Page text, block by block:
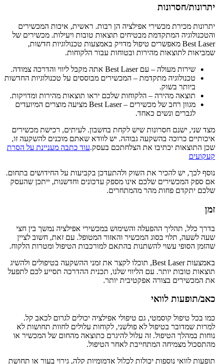
יתרונות/חסרונות
יתרונות מכירת מכשירי אפילציה הן רבות. ראשית, איכות המכשירים
והטכנולוגיה המתקדמת מבטיחים תוצאות טובות ויעילות. מכשירים של
Best Laser מאפשרים טיפול מדויק באמצעות טכנולוגיות חדשות,
שמביאות לתוצאות מהירות ובטוחות עבור הלקוחות.
שירות מעולה – עם Best Laser אתה מקבל ליווי והדרכה צמודה.
טכנולוגיה מתקדמת – המכשירים מבוססים על טכנולוגיות החדשות
ביותר בשוק.
תוצאה מהירה – הלקוחות שלכם יראו תוצאות מהירות ומדויקות.
מגוון רחב של מכשירים – Best Laser מציעה מוצרים המיועדים
לגברים ונשים כאחד.
מצד שני, ישנם חסרונות שיש לקחת בחשבון. לעיתים, רכישת מכשירים
איכותיים כרוכה בהשקעה גבוהה. יש לוודא שאתם מוכנים להשקעה זו,
שכן התוצאות יכתיבו את הצלחתכם בעסק.עוד כתבה מעניינת על הסרת
קעקועים
נוסף לכך, יש להכיר את השוק ולהתעדכן בקביעות על החידושים בתחום.
אם ספק המכשירים שלכם אינו מספק עדכונים וחדשנות, ייתכן שהעסק
שלכם יתקדם פחות מהר מהמתחרים.
זמן
בדרך כלל, תהליך ההפעלה והשימוש במכשירי אפילציה נמשך בין חצי
שעה לשעה, תלוי בסוג המכשיר והאזור המטופל. עם זאת, חשוב לציין
שהזמן הסופי עשוי להשתנות בהתאם למורכבות הטיפול ומטרות הלקוח.
באמצעות Best Laser, תוכלו לקצר את זמני ההשקעה בטיפולים ולהשיג
תוצאות טובות יותר. עם הליווי שלנו, תכנית ההדרכה תסייע לכם לתפעל
את המכשירים בצורה אפקטיבית יותר.
כאב/תופעות לוואי
כמו בכל טיפול קוסמטי, גם טיפולי אפילציה יכולים לגרום לכאב קל.
למרות שמדובר בטיפול לא פולשני, לקוחות עלולים לחוות תחושות לא
נוחות במהלך הטיפול. זה עלול להיגרם כתוצאה מהחום של המכשיר או
מהתסכול מצמיחה המתחייבת לאחר הטיפול.
תופעות לוואי נוספות יכולות לכלול אדמומיות קלה, גירוי בעור או תחושת